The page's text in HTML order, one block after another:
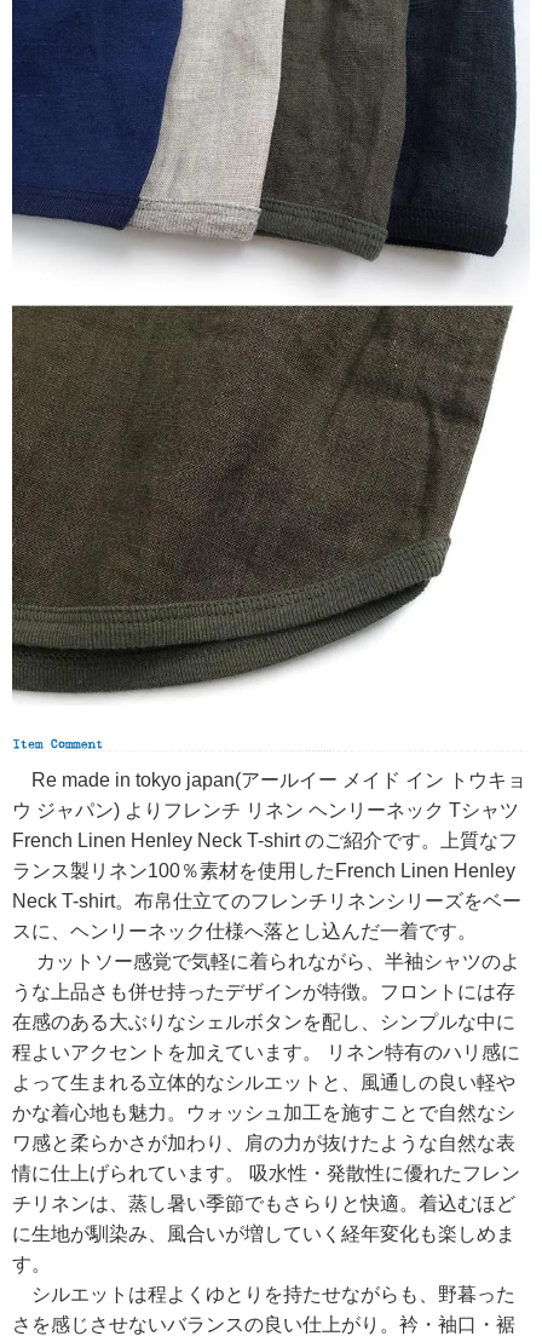
Re made in tokyo japan(アールイー メイド イン トウキョ
ウ ジャパン) よりフレンチ リネン ヘンリーネック Tシャツ
French Linen Henley Neck T-shirt のご紹介です。上質なフ
ランス製リネン100％素材を使用したFrench Linen Henley
Neck T-shirt。布帛仕立てのフレンチリネンシリーズをベー
スに、ヘンリーネック仕様へ落とし込んだ一着です。
カットソー感覚で気軽に着られながら、半袖シャツのよ
うな上品さも併せ持ったデザインが特徴。フロントには存
在感のある大ぶりなシェルボタンを配し、シンプルな中に
程よいアクセントを加えています。 リネン特有のハリ感に
よって生まれる立体的なシルエットと、風通しの良い軽や
かな着心地も魅力。ウォッシュ加工を施すことで自然なシ
ワ感と柔らかさが加わり、肩の力が抜けたような自然な表
情に仕上げられています。 吸水性・発散性に優れたフレン
チリネンは、蒸し暑い季節でもさらりと快適。着込むほど
に生地が馴染み、風合いが増していく経年変化も楽しめま
す。
シルエットは程よくゆとりを持たせながらも、野暮った
さを感じさせないバランスの良い仕上がり。衿・袖口・裾